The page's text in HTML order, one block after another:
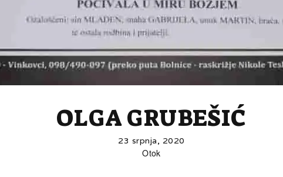
OLGA GRUBEŠIĆ
23 srpnja, 2020
Otok